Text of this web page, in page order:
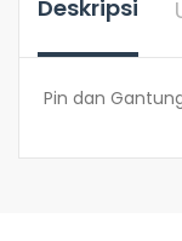
Deskripsi
Pin dan